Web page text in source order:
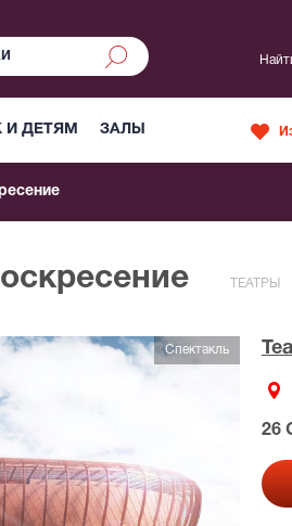
И ДЕТЯМ ЗАЛЫ
ТЕАТРЫ
Спектакль
26